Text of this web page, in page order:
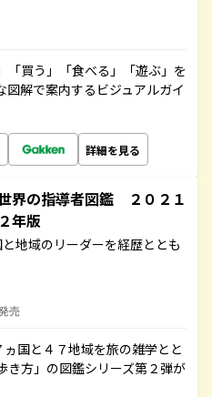
「買う」「食べる」「遊ぶ」を
解で案内するビジュアルガイ
詳細を見る
界の指導者図鑑 ２０２１
年版
地域のリーダーを経歴ととも
売
国と４７地域を旅の雑学とと
き方」の図鑑シリーズ第２弾が